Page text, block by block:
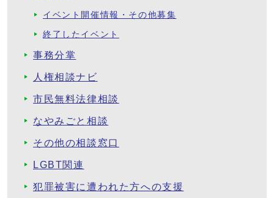
イベント開催情報・その他募集
終了したイベント
事務分掌
人権相談ナビ
市民無料法律相談
なやみごと相談
その他の相談窓口
LGBT関連
犯罪被害に遭われた方への支援